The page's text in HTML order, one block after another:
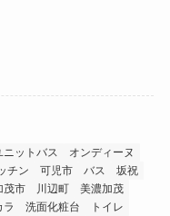
ニットバス
オンディーヌ
チン 可児市 バス
坂祝
茂市 川辺町
美濃加茂
ラ 洗面化粧台
トイレ